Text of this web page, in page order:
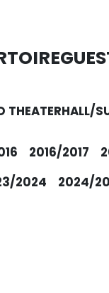
THEATERHALL/
2016/2017
2024 2024/